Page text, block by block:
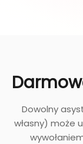
Dowolny
własny) może